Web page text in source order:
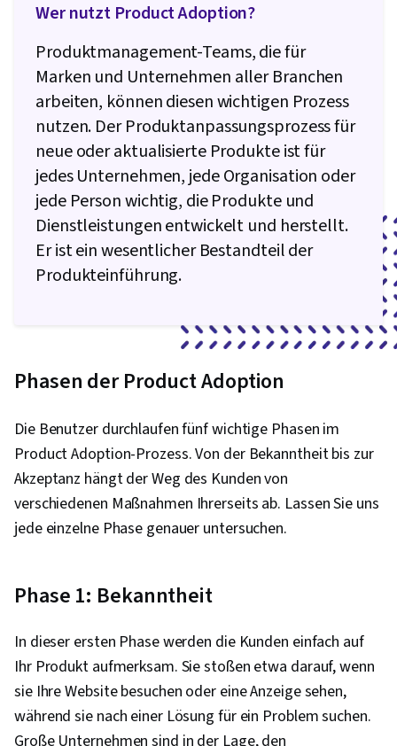
Marktchancen, Werbekampagnen, Marketing-
Wer nutzt Product Adoption?
Produktmanagement-Teams, die für
Marken und Unternehmen aller Branchen
arbeiten, können diesen wichtigen Prozess
nutzen. Der Produktanpassungsprozess für
neue oder aktualisierte Produkte ist für
jedes Unternehmen, jede Organisation oder
jede Person wichtig, die Produkte und
Dienstleistungen entwickelt und herstellt.
Er ist ein wesentlicher Bestandteil der
Produkteinführung.
Phasen der Product Adoption
Die Benutzer durchlaufen fünf wichtige Phasen im
Product Adoption-Prozess. Von der Bekanntheit bis zur
Akzeptanz hängt der Weg des Kunden von
verschiedenen Maßnahmen Ihrerseits ab. Lassen Sie uns
jede einzelne Phase genauer untersuchen.
Phase 1: Bekanntheit
In dieser ersten Phase werden die Kunden einfach auf
Ihr Produkt aufmerksam. Sie stoßen etwa darauf, wenn
sie Ihre Website besuchen oder eine Anzeige sehen,
während sie nach einer Lösung für ein Problem suchen.
Große Unternehmen sind in der Lage, den